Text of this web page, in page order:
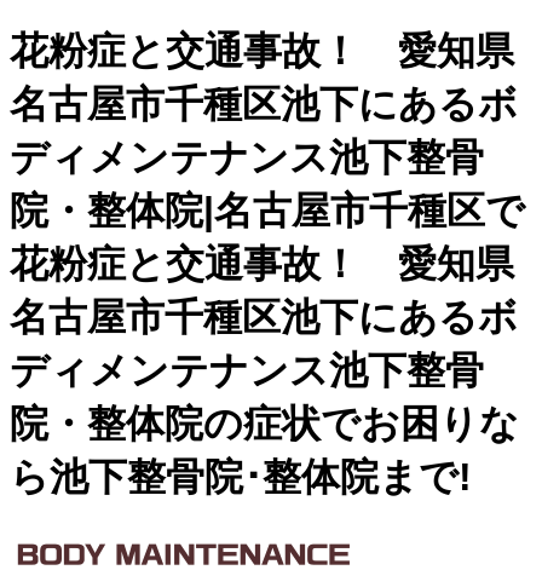
花粉症と交通事故！ 愛知県
名古屋市千種区池下にあるボ
ディメンテナンス池下整骨
院・整体院|名古屋市千種区で
花粉症と交通事故！ 愛知県
名古屋市千種区池下にあるボ
ディメンテナンス池下整骨
院・整体院の症状でお困りな
ら池下整骨院･整体院まで!